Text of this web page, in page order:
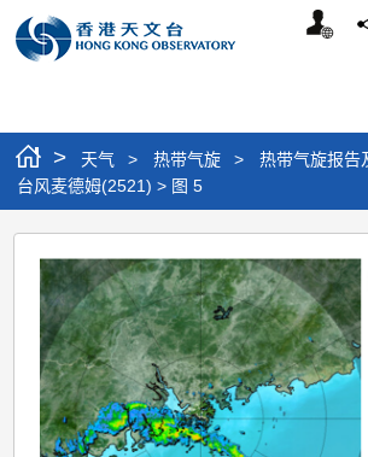
个
> 天气 > 热带气旋 > 热带气旋报告
台风麦德姆(2521) > 图 5
台
风
麦
德
姆
(2521)